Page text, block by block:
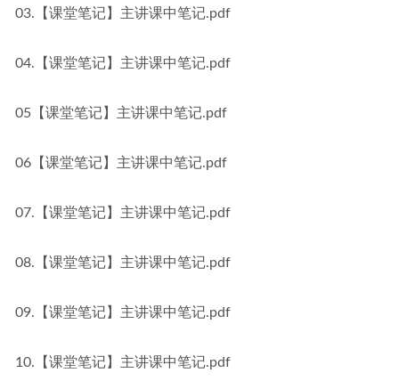
03.【课堂笔记】主讲课中笔记.pdf
04.【课堂笔记】主讲课中笔记.pdf
05【课堂笔记】主讲课中笔记.pdf
06【课堂笔记】主讲课中笔记.pdf
07.【课堂笔记】主讲课中笔记.pdf
08.【课堂笔记】主讲课中笔记.pdf
09.【课堂笔记】主讲课中笔记.pdf
10.【课堂笔记】主讲课中笔记.pdf